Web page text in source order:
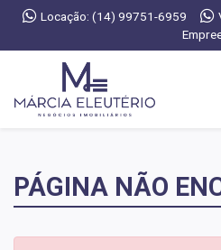
Locação: (14) 99751-6959
PÁGINA NÃO